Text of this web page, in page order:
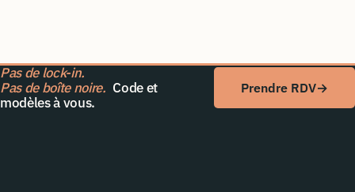
Pas de lock-in.
Pas de boîte noire. Code et
modèles à vous.
Prendre RDV→